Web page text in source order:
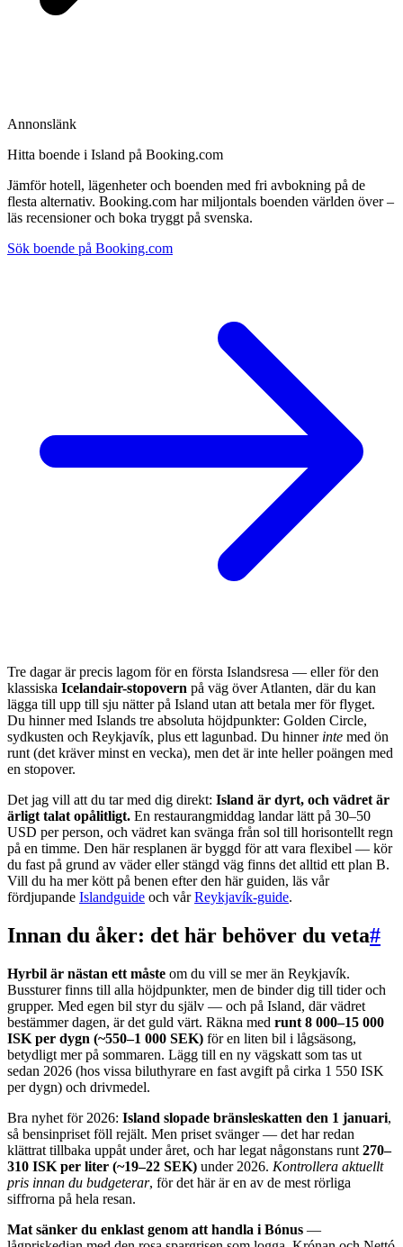
Annonslänk
Hitta boende i Island på Booking.com
Jämför hotell, lägenheter och boenden med fri avbokning på de
flesta alternativ. Booking.com har miljontals boenden världen över –
läs recensioner och boka tryggt på svenska.
Sök boende på Booking.com
Tre dagar är precis lagom för en första Islandsresa — eller för den
klassiska Icelandair-stopovern på väg över Atlanten, där du kan
lägga till upp till sju nätter på Island utan att betala mer för flyget.
Du hinner med Islands tre absoluta höjdpunkter: Golden Circle,
sydkusten och Reykjavík, plus ett lagunbad. Du hinner inte med ön
runt (det kräver minst en vecka), men det är inte heller poängen med
en stopover.
Det jag vill att du tar med dig direkt: Island är dyrt, och vädret är
ärligt talat opålitligt. En restaurangmiddag landar lätt på 30–50
USD per person, och vädret kan svänga från sol till horisontellt regn
på en timme. Den här resplanen är byggd för att vara flexibel — kör
du fast på grund av väder eller stängd väg finns det alltid ett plan B.
Vill du ha mer kött på benen efter den här guiden, läs vår
fördjupande Islandguide och vårReykjavík-guide.
Innan du åker: det här behöver du veta#
Hyrbil är nästan ett måste om du vill se mer än Reykjavík.
Bussturer finns till alla höjdpunkter, men de binder dig till tider och
grupper. Med egen bil styr du själv — och på Island, där vädret
bestämmer dagen, är det guld värt. Räkna med runt 8 000–15 000
ISK per dygn (~550–1 000 SEK) för en liten bil i lågsäsong,
betydligt mer på sommaren. Lägg till en ny vägskatt som tas ut
sedan 2026 (hos vissa biluthyrare en fast avgift på cirka 1 550 ISK
per dygn) och drivmedel.
Bra nyhet för 2026: Island slopade bränsleskatten den 1 januari,
så bensinpriset föll rejält. Men priset svänger — det har redan
klättrat tillbaka uppåt under året, och har legat någonstans runt 270–
310 ISK per liter (~19–22 SEK) under 2026. Kontrollera aktuellt
pris innan du budgeterar, för det här är en av de mest rörliga
siffrorna på hela resan.
Mat sänker du enklast genom att handla i Bónus —